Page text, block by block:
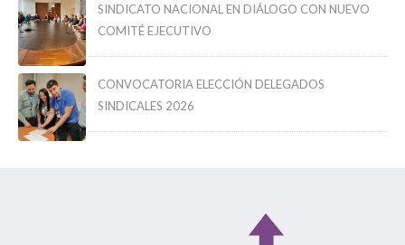
SINDICATO NACIONAL EN DIÁLOGO CON NUEVO
COMITÉ EJECUTIVO
CONVOCATORIA ELECCIÓN DELEGADOS
SINDICALES 2026